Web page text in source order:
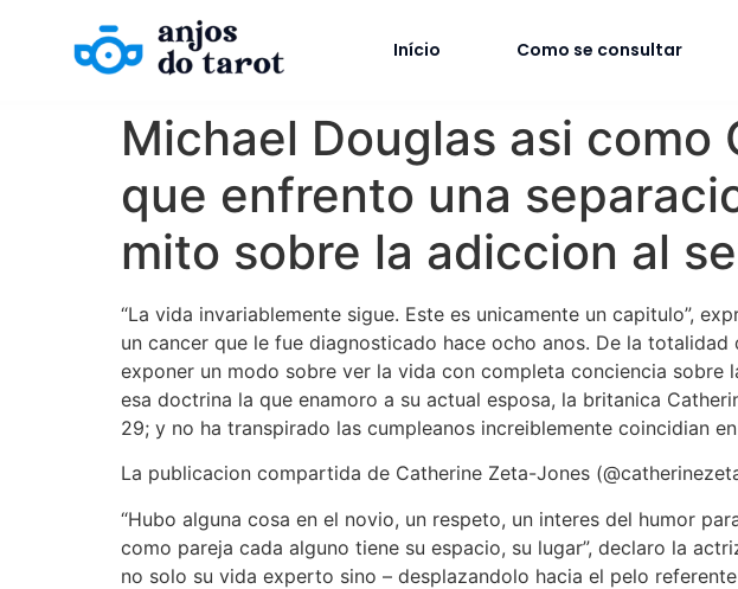
Início Como se consultar
Michael Douglas asi
que enfrento una
mito sobre la adiccion al
“La vida invariablemente sigue. Este es unicamente un capitulo”,
un cancer que le fue diagnosticado hace ocho anos. De la
exponer un modo sobre ver la vida con completa conciencia sobre
esa doctrina la que enamoro a su actual esposa, la britanica
29; y no ha transpirado las cumpleanos increiblemente coincidian
La publicacion compartida de Catherine Zeta-Jones
“Hubo alguna cosa en el novio, un respeto, un interes del humor
como pareja cada alguno tiene su espacio, su lugar”, declaro la
no solo su vida experto sino – desplazandolo hacia el pelo